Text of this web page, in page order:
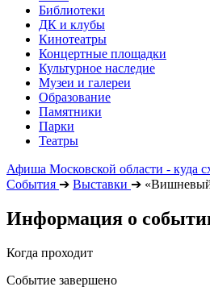
Библиотеки
ДК и клубы
Кинотеатры
Концертные площадки
Культурное наследие
Музеи и галереи
Образование
Памятники
Парки
Театры
Афиша Московской области - куда
События ➔ Выставки ➔
Информация о
Когда проходит
Событие завершено